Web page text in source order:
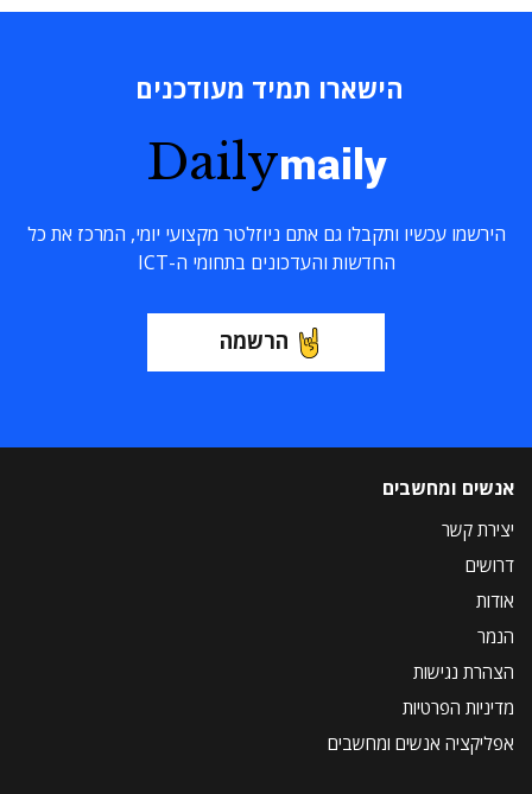
הישארו תמיד מעודכנים
Dailymaily
הירשמו עכשיו ותקבלו גם אתם ניוזלטר מקצועי יומי, המרכז את כל
החדשות והעדכונים בתחומי ה-ICT
הרשמה
אנשים ומחשבים
יצירת קשר
דרושים
אודות
הנמר
הצהרת נגישות
מדיניות הפרטיות
אפליקציה אנשים ומחשבים